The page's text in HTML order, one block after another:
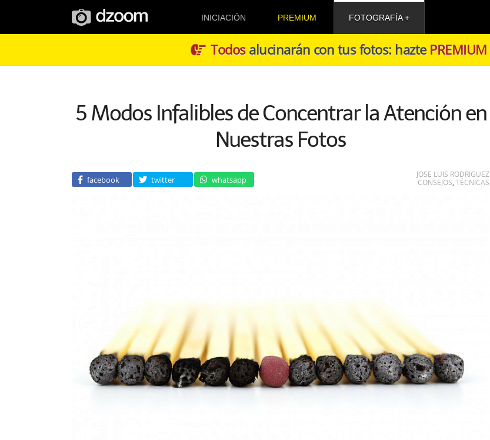
INICIACIÓN PREMIUM FOTOGRAFÍA
Todosalucinarán con tus fotos: hazte PREMIUM
5 Modos Infalibles de Concentrar la Atención en
Nuestras Fotos
facebook twitter whatsapp
JOSE LUIS RODRIGUEZ
CONSEJOS, TÉCNICAS